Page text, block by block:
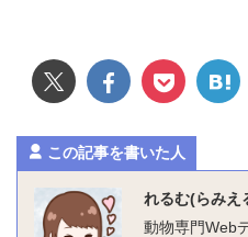
この記事を書いた人
れるむ(らみえ
動物専門Web